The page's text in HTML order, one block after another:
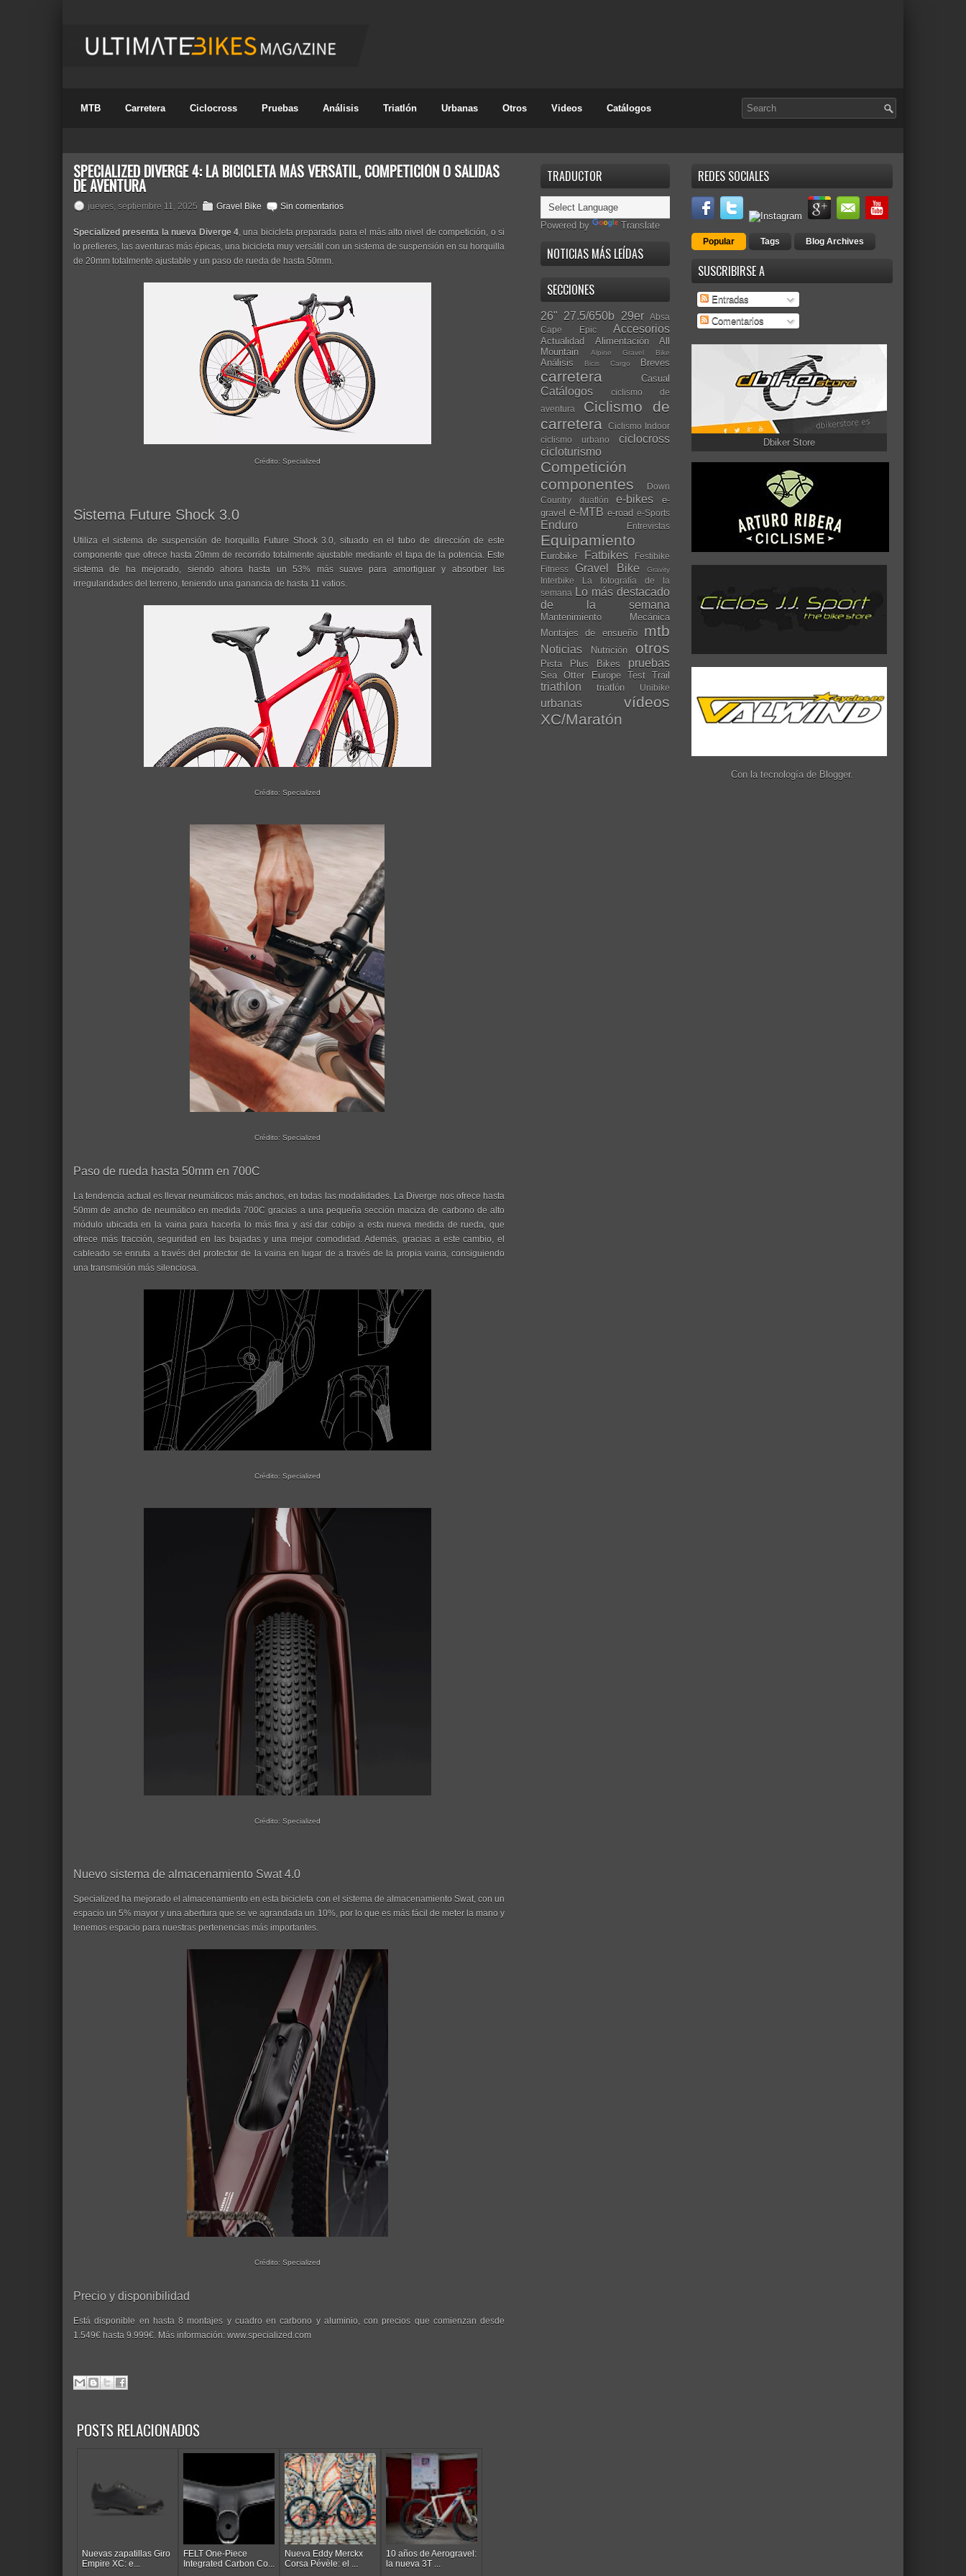
MTB Carretera Ciclocross Pruebas Análisis Triatlón Urbanas Otros Videos Catálogos
SPECIALIZED DIVERGE 4: LA BICICLETA MÁS VERSÁTIL, COMPETICIÓN O SALIDAS
DE AVENTURA
jueves, septiembre 11, 2025 Gravel Bike Sin comentarios
Specialized presenta la nueva Diverge 4, una bicicleta preparada para el más alto nivel de competición, o si
lo prefieres, las aventuras más épicas, una bicicleta muy versátil con un sistema de suspensión en su horquilla
de 20mm totalmente ajustable y un paso de rueda de hasta 50mm.
Crédito: Specialized
Sistema Future Shock 3.0
Utiliza el sistema de suspensión de horquilla Future Shock 3.0, situado en el tubo de dirección de este
componente que ofrece hasta 20mm de recorrido totalmente ajustable mediante el tapa de la potencia. Este
sistema de ha mejorado, siendo ahora hasta un 53% más suave para amortiguar y absorber las
irregularidades del terreno, teniendo una ganancia de hasta 11 vatios.
Crédito: Specialized
Crédito: Specialized
Paso de rueda hasta 50mm en 700C
La tendencia actual es llevar neumáticos más anchos, en todas las modalidades. La Diverge nos ofrece hasta
50mm de ancho de neumático en medida 700C gracias a una pequeña sección maciza de carbono de alto
módulo ubicada en la vaina para hacerla lo más fina y así dar cobijo a esta nueva medida de rueda, que
ofrece más tracción, seguridad en las bajadas y una mejor comodidad. Además, gracias a este cambio, el
cableado se enruta a través del protector de la vaina en lugar de a través de la propia vaina, consiguiendo
una transmisión más silenciosa.
Crédito: Specialized
Crédito: Specialized
Nuevo sistema de almacenamiento Swat 4.0
Specialized ha mejorado el almacenamiento en esta bicicleta con el sistema de almacenamiento Swat, con un
espacio un 5% mayor y una abertura que se ve agrandada un 10%, por lo que es más fácil de meter la mano y
tenemos espacio para nuestras pertenencias más importantes.
Crédito: Specialized
Precio y disponibilidad
Está disponible en hasta 8 montajes y cuadro en carbono y aluminio, con precios que comienzan desde
1.549€ hasta 9.999€. Más información: www.specialized.com
POSTS RELACIONADOS
Nuevas zapatillas Giro
Empire XC: e...
FELT One-Piece
Integrated Carbon Co...
Nueva Eddy Merckx
Corsa Pévèle: el ...
10 años de Aerogravel:
la nueva 3T ...
REDES SOCIALES
Popular Tags Blog Archives
SUSCRIBIRSE A
Entradas
Comentarios
Dbiker Store
Con la tecnología de Blogger.
TRADUCTOR
Powered by Translate
NOTICIAS MÁS LEÍDAS
SECCIONES
26" 27.5/650b 29er
Absa
Cape Epic
Accesorios
Actualidad Alimentación
All
Mountain
Alpine Gravel Bike
Análisis Bicis Cargo Breves
carretera Casual
Catálogos
ciclismo de
aventura
Ciclismo de
carretera
Ciclismo Indoor
ciclismo urbano
ciclocross
cicloturismo
Competición
componentes
Down
Country
duatlón e-bikes
e-
gravel e-MTB e-road e-Sports
Enduro Entrevistas
Equipamiento
Eurobike Fatbikes
Festibike
Fitness
Gravel Bike Gravity
Interbike
La fotografía de la
semana
Lo más destacado
de la semana
Mantenimiento
Mecánica
Montajes de ensueño
mtb
Noticias Nutrición otros
Pista Plus Bikes pruebas
Sea Otter Europe Test Trail
triathlon triatlón Unibike
urbanas
vídeos
XC/Maratón